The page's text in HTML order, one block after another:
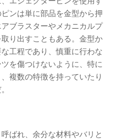
ンは単に部品を金型から押
ブラスターやメカニカルプ
り出すこともある。金型か
工程であり、慎重に行わな
を傷つけないように、特に
複数の特徴を持っていたり
ばれ、余分な材料やバリと